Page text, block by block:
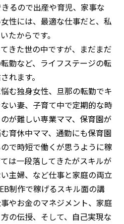
るので出産や育児、家事な
性には、最適な仕事だと、私
たからです。
きた世の中ですが、まだまだ
勤など、ライフステージの転
れます。
む独身女性、旦那の転勤でキ
い妻、子育て中で定期的な時
が難しい専業ママ、保育園が
育休中ママ、通勤にも保育園
で時短で働くが思うように稼
は一段落してきたがスキルが
主婦、など仕事と家庭の両立
制作で稼げるスキル面の講
やお金のマネジメント、家庭
の伝授、そして、自己実現な